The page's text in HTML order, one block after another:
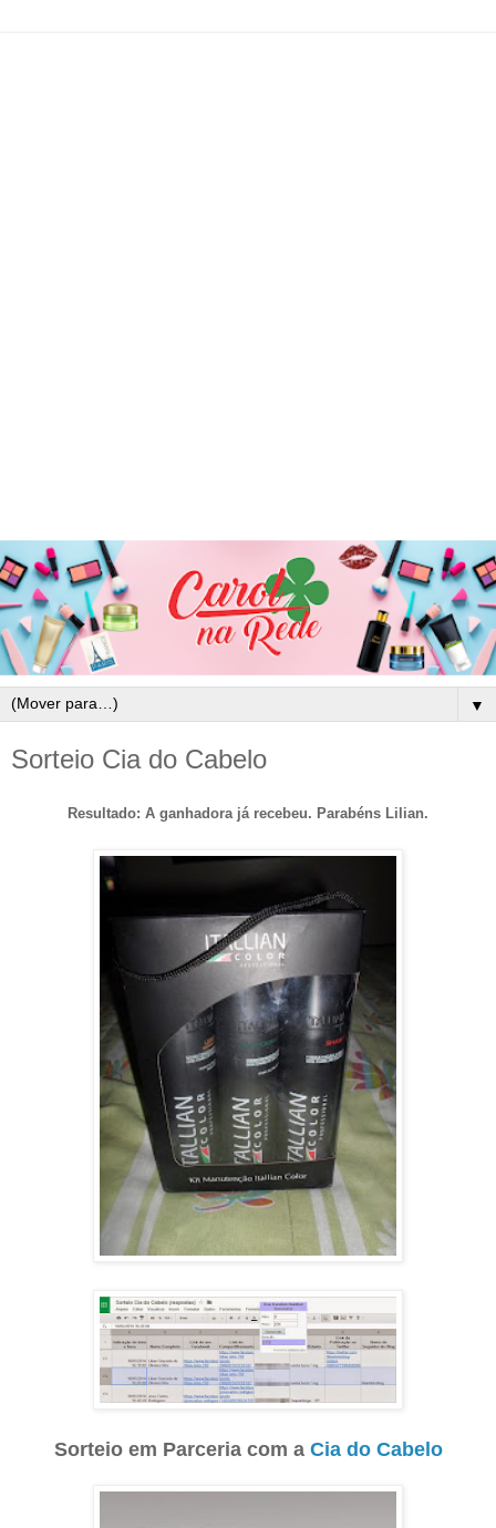
▼
Sorteio Cia do Cabelo
Resultado: A ganhadora já recebeu. Parabéns Lilian.
Sorteio em Parceria com a Cia do Cabelo